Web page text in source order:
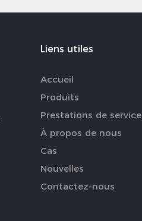
Liens utiles
Accueil
Produits
Prestations de service
À propos de nous
Cas
Nouvelles
Contactez-nous